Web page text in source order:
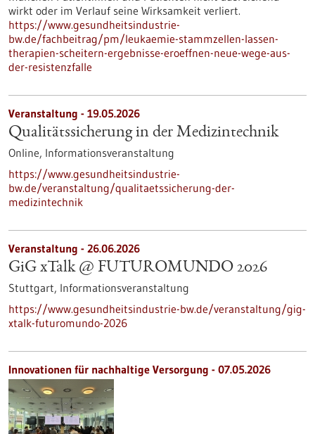
wirkt oder im Verlauf seine Wirksamkeit verliert.
https://www.gesundheitsindustrie-
bw.de/fachbeitrag/pm/leukaemie-stammzellen-lassen-
therapien-scheitern-ergebnisse-eroeffnen-neue-wege-aus-
der-resistenzfalle
Veranstaltung - 19.05.2026
Qualitätssicherung in der Medizintechnik
Online, Informationsveranstaltung
https://www.gesundheitsindustrie-
bw.de/veranstaltung/qualitaetssicherung-der-
medizintechnik
Veranstaltung - 26.06.2026
GiG xTalk @ FUTUROMUNDO 2026
Stuttgart, Informationsveranstaltung
https://www.gesundheitsindustrie-bw.de/veranstaltung/gig-
xtalk-futuromundo-2026
Innovationen für nachhaltige Versorgung - 07.05.2026